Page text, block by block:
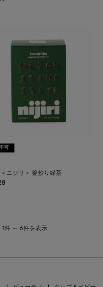
可
＜ニジリ＞ 釜炒り緑茶
1件 ～ 6件を表示